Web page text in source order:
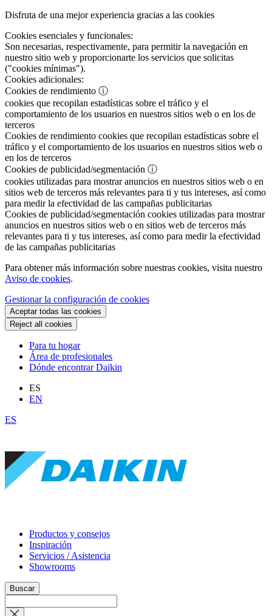
Disfruta de una mejor experiencia gracias a las cookies
Cookies esenciales y funcionales:
Son necesarias, respectivamente, para permitir la navegación en
nuestro sitio web y proporcionarte los servicios que solicitas
("cookies mínimas").
Cookies adicionales:
Cookies de rendimiento ⓘ
cookies que recopilan estadísticas sobre el tráfico y el
comportamiento de los usuarios en nuestros sitios web o en los de
terceros
Cookies de rendimiento cookies que recopilan estadísticas sobre el
tráfico y el comportamiento de los usuarios en nuestros sitios web o
en los de terceros
Cookies de publicidad/segmentación ⓘ
cookies utilizadas para mostrar anuncios en nuestros sitios web o en
sitios web de terceros más relevantes para ti y tus intereses, así como
para medir la efectividad de las campañas publicitarias
Cookies de publicidad/segmentación cookies utilizadas para mostrar
anuncios en nuestros sitios web o en sitios web de terceros más
relevantes para ti y tus intereses, así como para medir la efectividad
de las campañas publicitarias
Para obtener más información sobre nuestras cookies, visita nuestro
Aviso de cookies.
Gestionar la configuración de cookies
Aceptar todas las cookies
Reject all cookies
Para tu hogar
Área de profesionales
Dónde encontrar Daikin
ES
EN
ES
Productos y consejos
Inspiración
Servicios / Asistencia
Showrooms
Buscar